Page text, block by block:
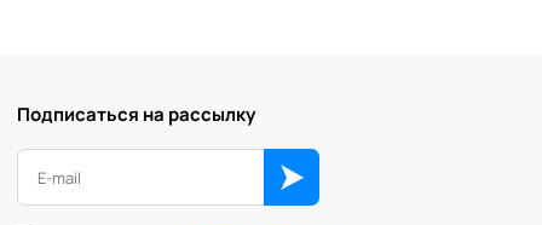
Подписаться на рассылку